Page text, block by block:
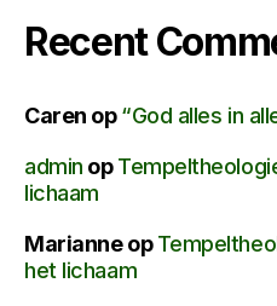
Recent
Caren op“God alles in
admin op
lichaam
Marianneop
het lichaam